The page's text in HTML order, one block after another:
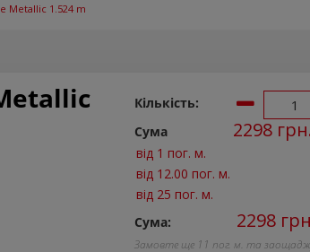
Metallic 1.524 m
Кількість:
Сума
2298
від 1 пог. м.
від 12.00 пог. м.
від 25 пог. м.
Сума:
2298
Замовте ще 11 пог. м. та